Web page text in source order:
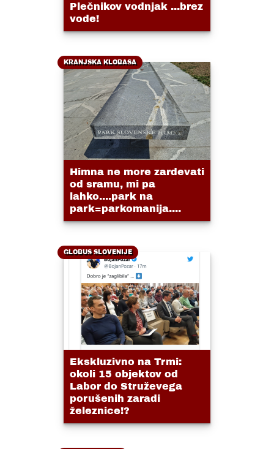
Plečnikov vodnjak ...brez
vode!
KRANJSKA KLOBASA
Himna ne more zardevati
od sramu, mi pa
lahko....park na
park=parkomanija....
GLOBUS SLOVENIJE
Ekskluzivno na Trmi:
okoli 15 objektov od
Labor do Struževega
porušenih zaradi
železnice!?